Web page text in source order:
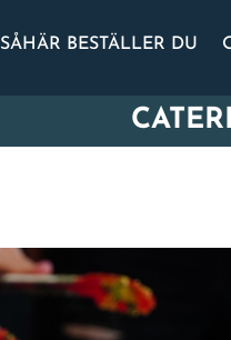
SÅHÄR BESTÄLLER DU